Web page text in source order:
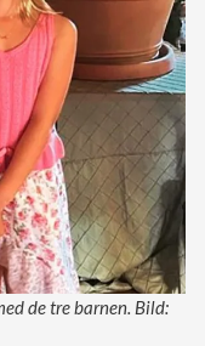
de tre barnen. Bild: